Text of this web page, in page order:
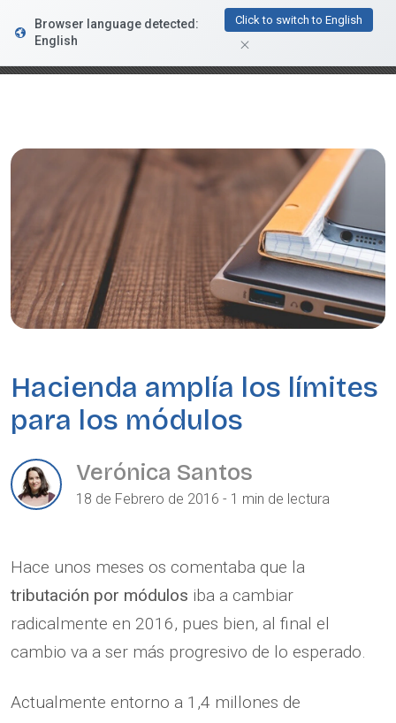
FacturaDirecta
Browser language detected:
English
Click to switch to English
Hacienda amplía los límites
para los módulos
Verónica Santos
18 de Febrero de 2016 - 1 min de lectura
Hace unos meses os comentaba que la
tributación por módulos iba a cambiar
radicalmente en 2016, pues bien, al final el
cambio va a ser más progresivo de lo esperado.
Actualmente entorno a 1,4 millones de